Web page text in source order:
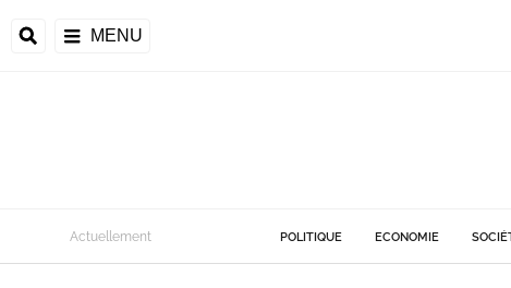
MENU
Actuellement POLITIQUE ECONOMIE